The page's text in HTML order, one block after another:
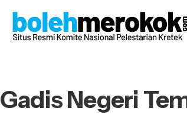
Gadis Negeri